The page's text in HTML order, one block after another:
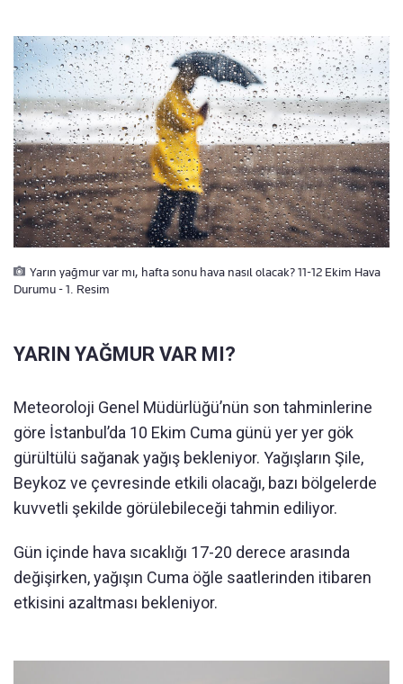
Yarın yağmur var mı, hafta sonu hava nasıl olacak? 11-12 Ekim Hava
Durumu - 1. Resim
YARIN YAĞMUR VAR MI?
Meteoroloji Genel Müdürlüğü’nün son tahminlerine
göre İstanbul’da 10 Ekim Cuma günü yer yer gök
gürültülü sağanak yağış bekleniyor. Yağışların Şile,
Beykoz ve çevresinde etkili olacağı, bazı bölgelerde
kuvvetli şekilde görülebileceği tahmin ediliyor.
Gün içinde hava sıcaklığı 17-20 derece arasında
değişirken, yağışın Cuma öğle saatlerinden itibaren
etkisini azaltması bekleniyor.